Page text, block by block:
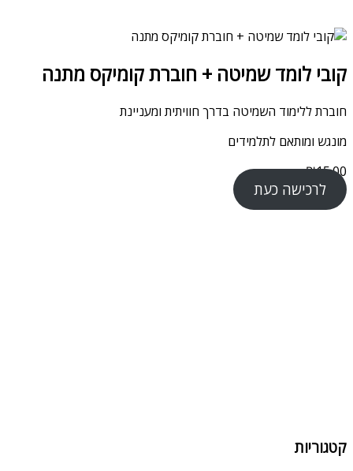
קובי לומד שמיטה + חוברת קומיקס מתנה
חוברת ללימוד השמיטה בדרך חוויתית ומעניינת
מונגש ומותאם לתלמידים
₪15.00
לרכישה כעת
קטגוריות